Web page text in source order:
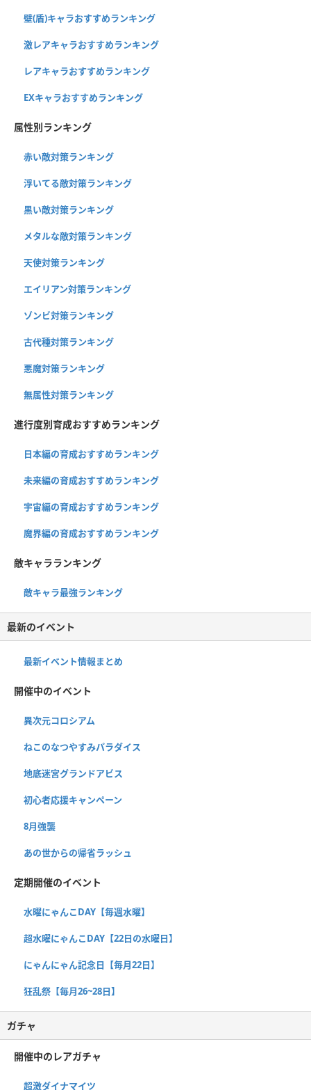
壁(盾)キャラおすすめランキング
激レアキャラおすすめランキング
レアキャラおすすめランキング
EXキャラおすすめランキング
属性別ランキング
赤い敵対策ランキング
浮いてる敵対策ランキング
黒い敵対策ランキング
メタルな敵対策ランキング
天使対策ランキング
エイリアン対策ランキング
ゾンビ対策ランキング
古代種対策ランキング
悪魔対策ランキング
無属性対策ランキング
進行度別育成おすすめランキング
日本編の育成おすすめランキング
未来編の育成おすすめランキング
宇宙編の育成おすすめランキング
魔界編の育成おすすめランキング
敵キャラランキング
敵キャラ最強ランキング
最新のイベント
最新イベント情報まとめ
開催中のイベント
異次元コロシアム
ねこのなつやすみパラダイス
地底迷宮グランドアビス
初心者応援キャンペーン
8月強襲
あの世からの帰省ラッシュ
定期開催のイベント
水曜にゃんこDAY【毎週水曜】
超水曜にゃんこDAY【22日の水曜日】
にゃんにゃん記念日【毎月22日】
狂乱祭【毎月26~28日】
ガチャ
開催中のレアガチャ
超激ダイナマイツ